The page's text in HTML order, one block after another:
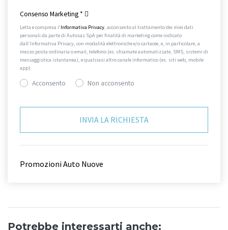
Consenso Marketing *
Letta e compresa l’Informativa Privacy, acconsento al trattamento dei miei dati
personali da parte di Autosas SpA per finalità di marketing come indicato
dall’Informativa Privacy, con modalità elettroniche e/o cartacee, e, in particolare, a
mezzo posta ordinaria o email, telefono (es. chiamate automatizzate, SMS, sistemi di
messaggistica istantanea), e qualsiasi altro canale informatico (es. siti web, mobile
app).
Acconsento Non acconsento
Promozioni Auto Nuove
Potrebbe interessarti anche: